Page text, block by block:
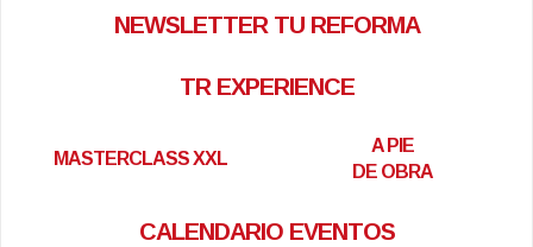
NEWSLETTER TU REFORMA
TR EXPERIENCE
MASTERCLASS XXL
A PIE
DE OBRA
CALENDARIO EVENTOS